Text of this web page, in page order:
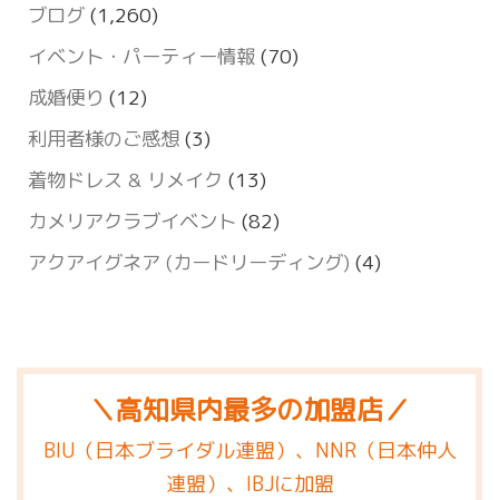
ブログ (1,260)
イベント・パーティー情報 (70)
成婚便り (12)
利用者様のご感想 (3)
着物ドレス & リメイク (13)
カメリアクラブイベント (82)
アクアイグネア (カードリーディング) (4)
＼高知県内最多の加盟店／
BIU（日本ブライダル連盟）、NNR（日本仲人
連盟）、IBJに加盟